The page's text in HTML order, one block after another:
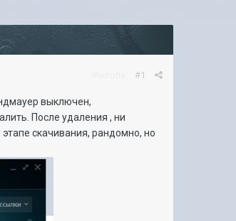
#1
выключен,
После удаления , ни
скачивания, рандомно, но